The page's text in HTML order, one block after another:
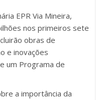
EPR Via Mineira,
nos primeiros sete
obras de
e inovações
um Programa de
a importância da